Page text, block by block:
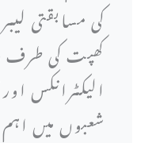
کی مسابقتی
کھپت کی طرف
الیکٹرانکس
شعبوں میں